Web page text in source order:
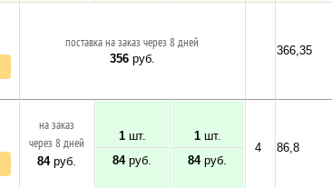
поставка на заказ через 8 дней
356руб.
366,35
на заказ
через 8 дней
84руб.
1шт.
84руб.
1шт.
84руб.
4 86,8